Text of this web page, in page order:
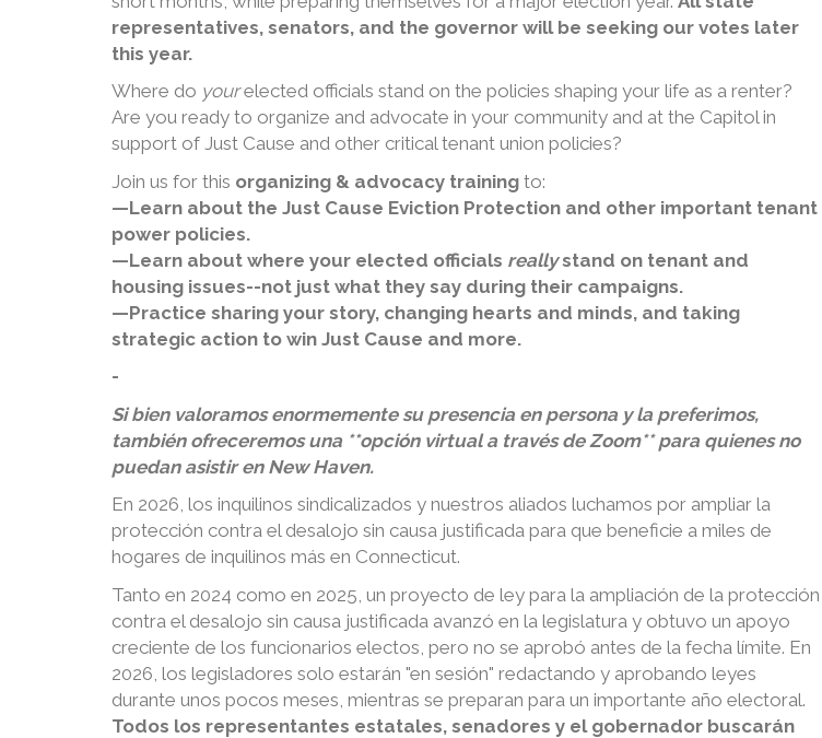
representatives, senators, and the governor will be seeking our votes later
this year.
Where do yourelected officials stand on the policies shaping your life as a renter?
Are you ready to organize and advocate in your community and at the Capitol in
support of Just Cause and other critical tenant union policies?
Join us for this organizing & advocacy training to:
—Learn about the Just Cause Eviction Protection and other important tenant
power policies.
—Learn about where your elected officials reallystand on tenant and
housing issues--not just what they say during their campaigns.
—Practice sharing your story, changing hearts and minds, and taking
strategic action to win Just Cause and more.
-
Si bien valoramos enormemente su presencia en persona y la preferimos,
también ofreceremos una **opción virtual a través de Zoom** para quienes no
puedan asistir en New Haven.
En 2026, los inquilinos sindicalizados y nuestros aliados luchamos por ampliar la
protección contra el desalojo sin causa justificada para que beneficie a miles de
hogares de inquilinos más en Connecticut.
Tanto en 2024 como en 2025, un proyecto de ley para la ampliación de la protección
contra el desalojo sin causa justificada avanzó en la legislatura y obtuvo un apoyo
creciente de los funcionarios electos, pero no se aprobó antes de la fecha límite. En
2026, los legisladores solo estarán "en sesión" redactando y aprobando leyes
durante unos pocos meses, mientras se preparan para un importante año electoral.
Todos los representantes estatales, senadores y el gobernador buscarán